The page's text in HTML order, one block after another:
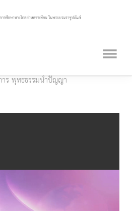
าร พุทธธรรมนำปัญญา